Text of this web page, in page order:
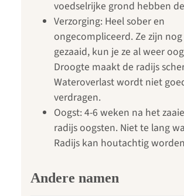
voedselrijke grond hebben
Verzorging: Heel sober en
ongecompliceerd. Ze zijn
gezaaid, kun je ze al weer
Droogte maakt de radijs
Wateroverlast wordt niet
verdragen.
Oogst: 4-6 weken na het
radijs oogsten. Niet te lang
Radijs kan houtachtig
Andere namen